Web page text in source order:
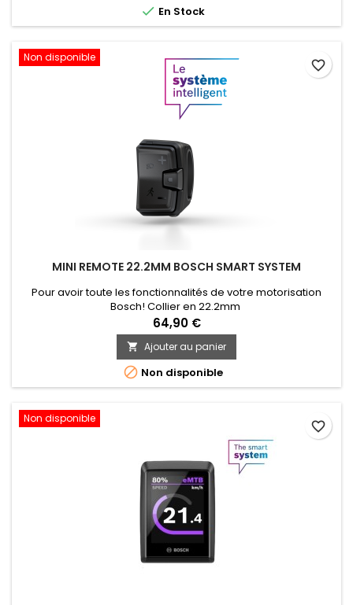
 En Stock
Non disponible
MINI REMOTE 22.2MM BOSCH SMART SYSTEM
Pour avoir toute les fonctionnalités de votre motorisation
Bosch! Collier en 22.2mm
64,90 €
 Ajouter au panier
 Non disponible
favorite_border
Non disponible
favorite_border